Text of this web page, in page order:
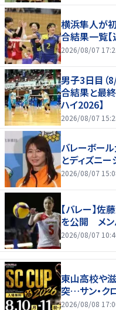
横浜隼人が
合結果一覧【
2026/08/07
男子3日目（
合結果と最終
ハイ2026】
2026/08/07
バレーボー
とディズニ
2026/08/07
【バレー】
を公開 メン
2026/08/07
東山高校や
突…サン・ク
2026/08/08